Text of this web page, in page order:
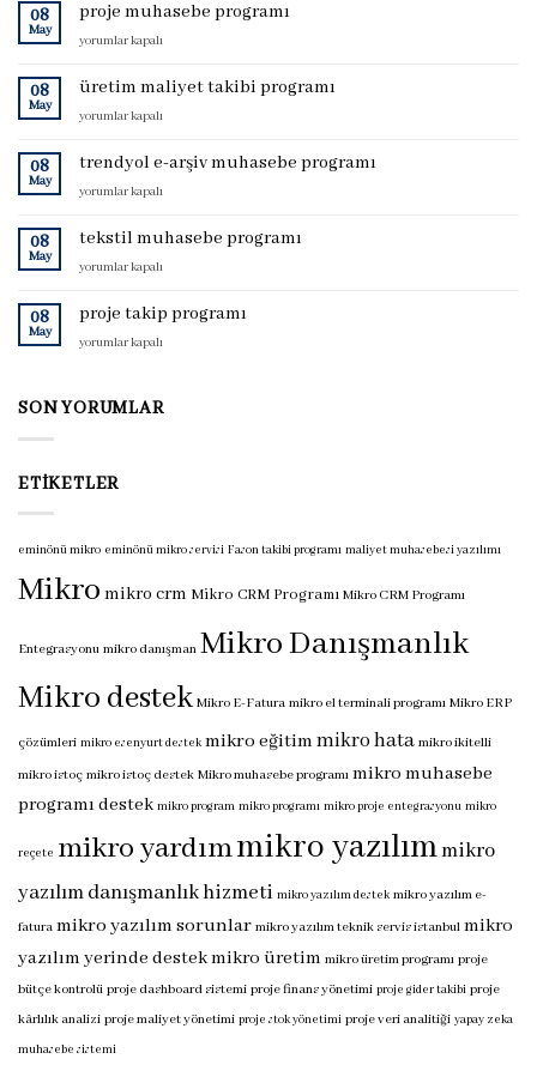
08
May
proje muhasebe programı
proje
programı
yorumlar kapalı
08
May
üretim maliyet takibi programı
üretim
takibi
programı
için
yorumlar kapalı
08
May
trendyol e-arşiv muhasebe programı
trendyol
arşiv
programı
yorumlar kapalı
08
May
tekstil muhasebe programı
tekstil
programı
için
yorumlar kapalı
08
May
proje takip programı
proje
için
yorumlar kapalı
SON YORUMLAR
ETIKETLER
eminönü mikro eminönü mikro servisi Fason takibi programı maliyet muhasebesi yazılımı
Mikro mikro crm Mikro CRM Programı Mikro CRM Programı
Entegrasyonu mikro danışman Mikro Danışmanlık
Mikro destek Mikro E-Fatura mikro el terminali programı Mikro ERP
çözümleri mikro esenyurt destek mikro eğitimmikro hata mikro ikitelli
mikro istoç mikro istoç destek Mikro muhasebe programı mikro muhasebe
programı destek mikro program mikro programı mikro proje entegrasyonu mikro
reçete mikro yardımmikro yazılımmikro
yazılım danışmanlık hizmeti mikro yazılım destek mikro yazılım e-
fatura mikro yazılım sorunlar mikro yazılım teknik servis istanbul mikro
yazılım yerinde destekmikro üretim mikro üretim programı proje
bütçe kontrolü proje dashboard sistemi proje finans yönetimi proje gider takibi proje
kârlılık analizi proje maliyet yönetimi proje stok yönetimi proje veri analitiği yapay zeka
muhasebe sistemi